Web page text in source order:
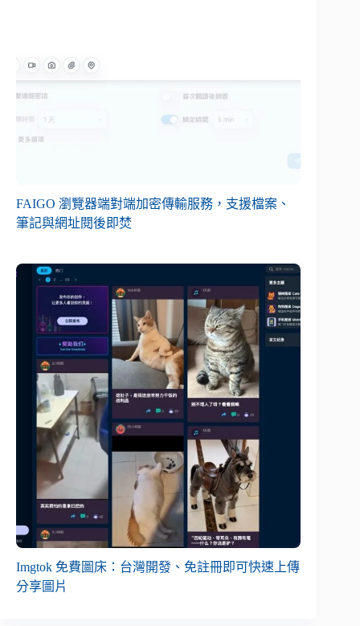
FAIGO 瀏覽器端對端加密傳輸服務，支援檔案、
筆記與網址閱後即焚
Imgtok 免費圖床：台灣開發、免註冊即可快速上傳
分享圖片